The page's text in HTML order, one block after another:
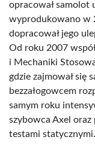
opracował samolot
wyprodukowano w
dopracował jego
Od roku 2007
i Mechaniki
gdzie zajmował się
bezzałogowcem
samym roku
szybowca Axel oraz
testami statycznymi.